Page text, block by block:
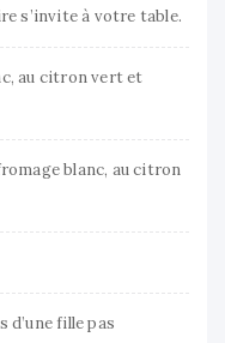
s’invite à votre table.
au citron vert et
blanc, au citron
d’une fille pas